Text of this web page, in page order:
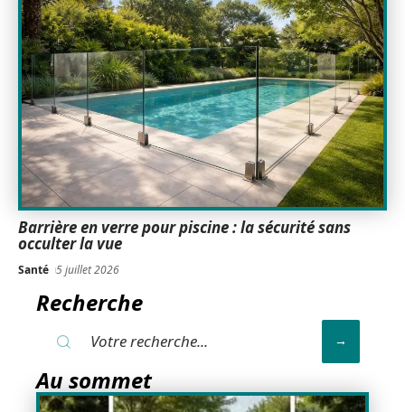
Barrière en verre pour piscine : la sécurité sans
occulter la vue
Santé 5 juillet 2026
Recherche
Au sommet